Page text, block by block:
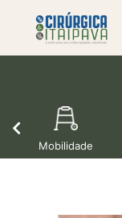
Mobilidade